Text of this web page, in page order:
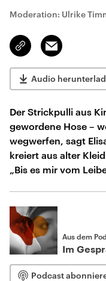
Moderation: Ulrike
Link
kopieren/teilen
Email
Audio
Der Strickpulli aus
gewordene Hose –
wegwerfen, sagt
kreiert aus alter
„Bis es mir vom
Aus dem
Im
Podcast